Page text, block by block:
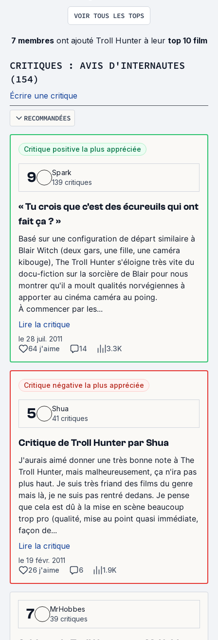
VOIR TOUS LES TOPS
7 membresont ajouté Troll Hunter à leur top 10 film
CRITIQUES : AVIS D'INTERNAUTES
(154)
Écrire une critique
RECOMMANDÉES
Critique positive la plus appréciée
9
Spark
139 critiques
« Tu crois que c'est des écureuils qui ont
fait ça ? »
Basé sur une configuration de départ similaire à
Blair Witch (deux gars, une fille, une caméra
kibouge), The Troll Hunter s'éloigne très vite du
docu-fiction sur la sorcière de Blair pour nous
montrer qu'il a moult qualités norvégiennes à
apporter au cinéma caméra au poing.
À commencer par les...
Lire la critique
le 28 juil. 2011
64 j'aime
14 3.3K
Critique négative la plus appréciée
5
Shua
41 critiques
Critique de Troll Hunter par Shua
J'aurais aimé donner une très bonne note à The
Troll Hunter, mais malheureusement, ça n'ira pas
plus haut. Je suis très friand des films du genre
mais là, je ne suis pas rentré dedans. Je pense
que cela est dû à la mise en scène beaucoup
trop pro (qualité, mise au point quasi immédiate,
façon de...
Lire la critique
le 19 févr. 2011
26 j'aime
6 1.9K
7
MrHobbes
39 critiques